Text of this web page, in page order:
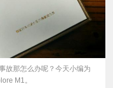
故那怎么办呢？今天小编为
M1。